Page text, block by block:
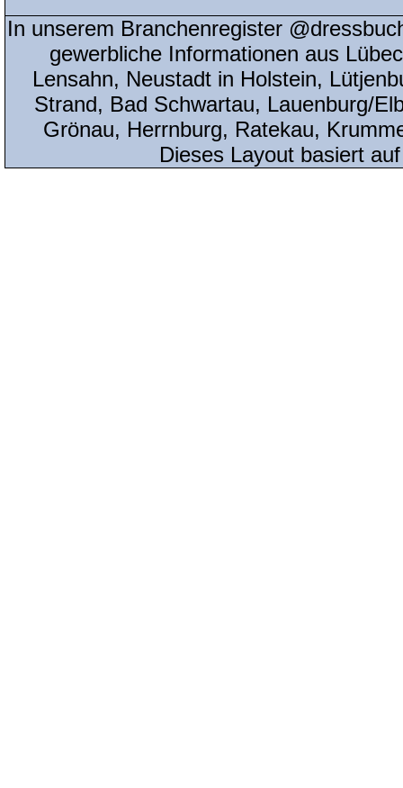
In unserem Branchenregister
gewerbliche Informationen aus
Lensahn, Neustadt in Holstein,
Strand, Bad Schwartau, Lauenburg/
Grönau, Herrnburg, Ratekau,
Dieses Layout basiert